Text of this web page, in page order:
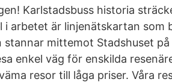
Karlstadsbuss historia
arbetet är linjenätskartan som
mittemot Stadshuset
enkel väg för enskilda
resor till låga priser. Våra